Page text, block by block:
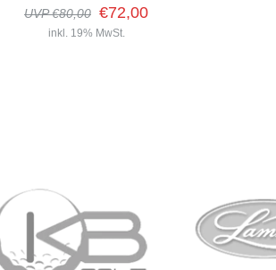
UVP €80,00 €72,00
inkl. 19% MwSt.